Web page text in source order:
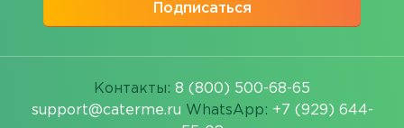
Подписаться
Контакты: 8 (800) 500-68-65
support@caterme.ru WhatsApp: +7 (929) 644-